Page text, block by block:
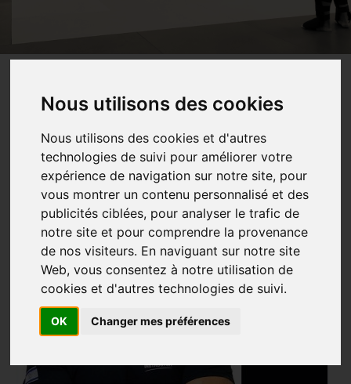
Nous utilisons des cookies
Nous utilisons des cookies et d'autres
technologies de suivi pour améliorer votre
expérience de navigation sur notre site, pour
vous montrer un contenu personnalisé et des
publicités ciblées, pour analyser le trafic de
notre site et pour comprendre la provenance
de nos visiteurs. En naviguant sur notre site
Web, vous consentez à notre utilisation de
cookies et d'autres technologies de suivi.
OK Changer mes préférences
NATIONALE DIRECTEUR -
HOOFDINSTRUCTEUR